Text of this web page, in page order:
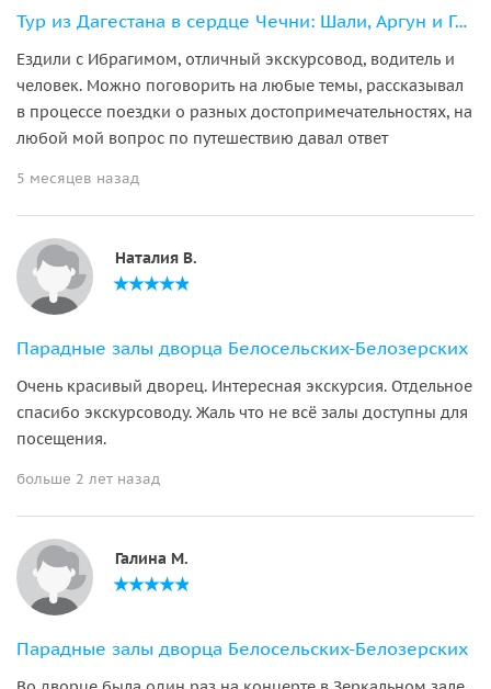
Тур из Дагестана в сердце Чечни: Шали, Аргун и Грозный
Ездили с Ибрагимом, отличный экскурсовод, водитель и
человек. Можно поговорить на любые темы, рассказывал
в процессе поездки о разных достопримечательностях, на
любой мой вопрос по путешествию давал ответ
5 месяцев назад
Наталия В.
Парадные залы дворца Белосельских-Белозерских
Очень красивый дворец. Интересная экскурсия. Отдельное
спасибо экскурсоводу. Жаль что не всё залы доступны для
посещения.
больше 2 лет назад
Галина М.
Парадные залы дворца Белосельских-Белозерских